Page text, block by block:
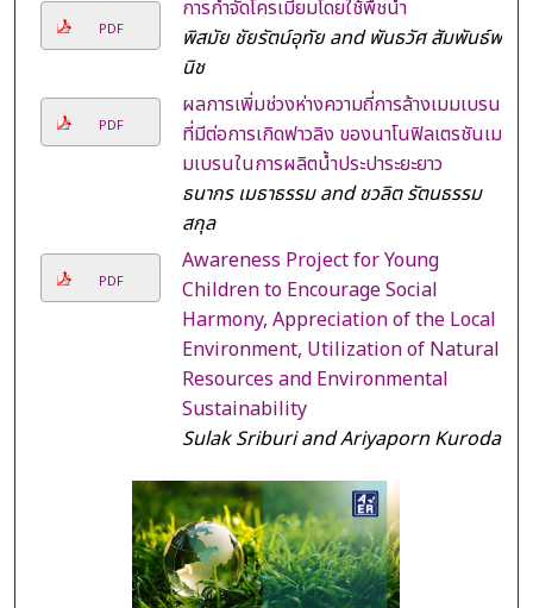
PDF
การกำจัดโครเมียมโดยใช้พืชน้ำ
พิสมัย ชัยรัตน์อุทัย and พันธวัศ สัมพันธ์พา
นิช
PDF
ผลการเพิ่มช่วงห่างความถี่การล้างเมมเบรน
ที่มีต่อการเกิดฟาวลิง ของนาโนฟิลเตรชันเม
มเบรนในการผลิตน้ำประปาระยะยาว
ธนากร เมธาธรรม and ชวลิต รัตนธรรม
สกุล
PDF
Awareness Project for Young
Children to Encourage Social
Harmony, Appreciation of the Local
Environment, Utilization of Natural
Resources and Environmental
Sustainability
Sulak Sriburi and Ariyaporn Kuroda